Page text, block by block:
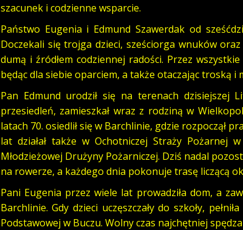
szacunek i codzienne wsparcie.
Państwo Eugenia i Edmund Szawerdak od
Doczekali się trojga dzieci, sześciorga wnuków
dumą i źródłem codziennej radości. Przez
będąc dla siebie oparciem, a także otaczając troską
Pan Edmund urodził się na terenach dzisiejszej
przesiedleń, zamieszkał wraz z rodziną w
latach 70. osiedlił się w Barchlinie, gdzie rozpoczął
lat działał także w Ochotniczej Straży Pożarnej
Młodzieżowej Drużyny Pożarniczej. Dziś nadal
na rowerze, a każdego dnia pokonuje trasę liczącą
Pani Eugenia przez wiele lat prowadziła dom, a
Barchlinie. Gdy dzieci uczęszczały do szkoły,
Podstawowej w Buczu. Wolny czas najchętniej